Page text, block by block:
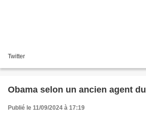
Twitter
Obama selon un ancien agent
Publié le 11/09/2024 à 17:19